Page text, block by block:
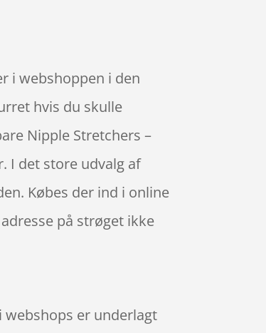
i webshoppen i den
hvis du skulle
Nipple Stretchers –
I det store udvalg af
Købes der ind i online
på strøget ikke
er underlagt